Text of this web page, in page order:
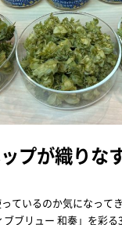
プが織りな
ているのか気になって
ブブリュー 和奏」を彩